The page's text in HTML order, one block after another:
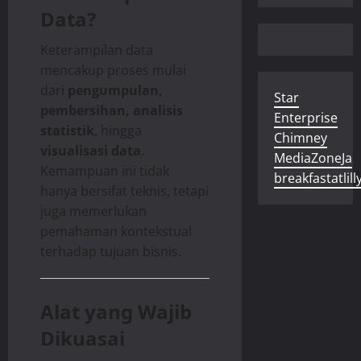
Data?
Keterampilan data
mencakup proses mulai
dari pengumpulan,
pembersihan, analisis
statistik , hingga
visualisasi data
Kemampuan ini tidak
hanya bersifat teknis, tetapi
juga memerlukan
pemahaman kontekstual
terhadap tujuan bisnis.
Alat yang Wajib
Dikuasai
Star
Enterprise
Chimney
MediaZoneJa